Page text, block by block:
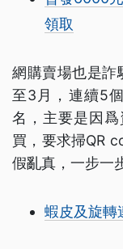
領取
網購賣場也是詐
至3月，連續5
名，主要是因
買，要求掃QR
假亂真，一步一
蝦皮及旋轉